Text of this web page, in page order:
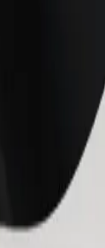
le mieux.
particulières,